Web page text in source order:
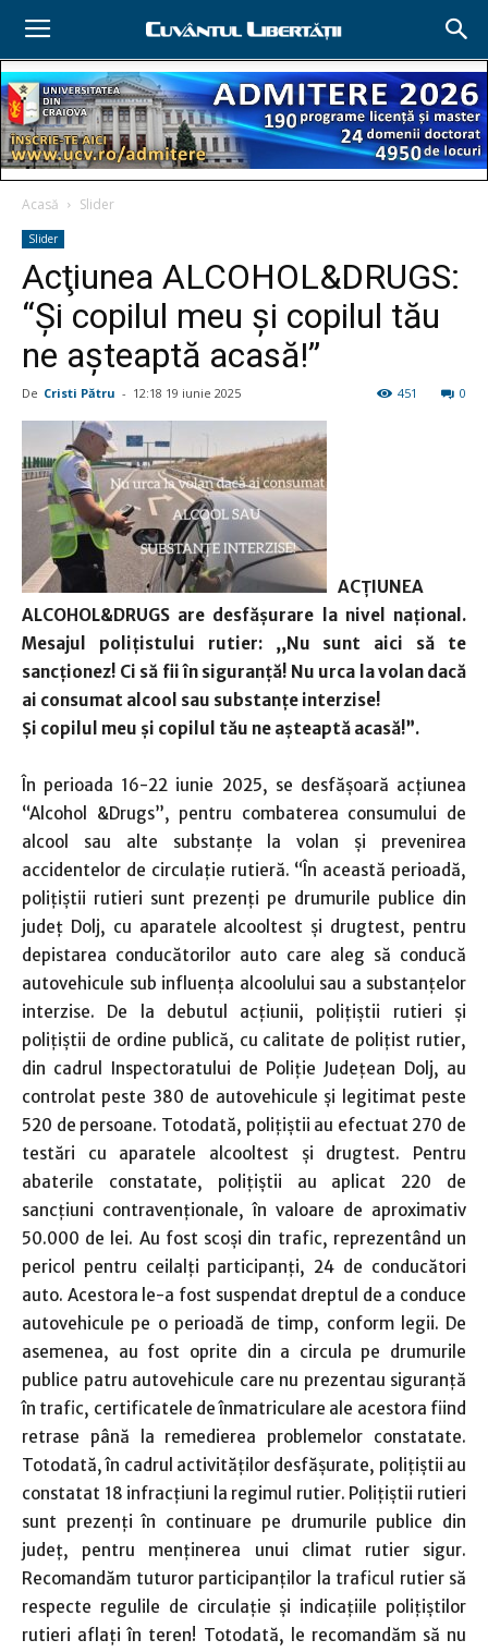
Acasă Slider
Slider
Acţiunea ALCOHOL&DRUGS:
“Și copilul meu și copilul tău
ne așteaptă acasă!”
De Cristi Pătru - 12:18 19 iunie 2025 0
451
ACȚIUNEA
ALCOHOL&DRUGS are desfăşurare la nivel naţional.
Mesajul polițistului rutier: ,,Nu sunt aici să te
sancționez! Ci să fii în siguranță! Nu urca la volan dacă
ai consumat alcool sau substanțe interzise!
Și copilul meu și copilul tău ne așteaptă acasă!”.
În perioada 16-22 iunie 2025, se desfășoară acțiunea
“Alcohol &Drugs”, pentru combaterea consumului de
alcool sau alte substanțe la volan și prevenirea
accidentelor de circulaţie rutieră. “În această perioadă,
polițiștii rutieri sunt prezenți pe drumurile publice din
județ Dolj, cu aparatele alcooltest și drugtest, pentru
depistarea conducătorilor auto care aleg să conducă
autovehicule sub influența alcoolului sau a substanţelor
interzise. De la debutul acțiunii, polițiștii rutieri și
polițiștii de ordine publică, cu calitate de polițist rutier,
din cadrul Inspectoratului de Poliție Județean Dolj, au
controlat peste 380 de autovehicule și legitimat peste
520 de persoane. Totodată, polițiștii au efectuat 270 de
testări cu aparatele alcooltest și drugtest. Pentru
abaterile constatate, polițiștii au aplicat 220 de
sancțiuni contravenţionale, în valoare de aproximativ
50.000 de lei. Au fost scoși din trafic, reprezentând un
pericol pentru ceilalți participanți, 24 de conducători
auto. Acestora le-a fost suspendat dreptul de a conduce
autovehicule pe o perioadă de timp, conform legii. De
asemenea, au fost oprite din a circula pe drumurile
publice patru autovehicule care nu prezentau siguranță
în trafic, certificatele de înmatriculare ale acestora fiind
retrase până la remedierea problemelor constatate.
Totodată, în cadrul activităţilor desfăşurate, polițiștii au
constatat 18 infracțiuni la regimul rutier. Polițiștii rutieri
sunt prezenți în continuare pe drumurile publice din
județ, pentru menținerea unui climat rutier sigur.
Recomandăm tuturor participanţilor la traficul rutier să
respecte regulile de circulaţie şi indicaţiile poliţiştilor
rutieri aflaţi în teren! Totodată, le recomandăm să nu